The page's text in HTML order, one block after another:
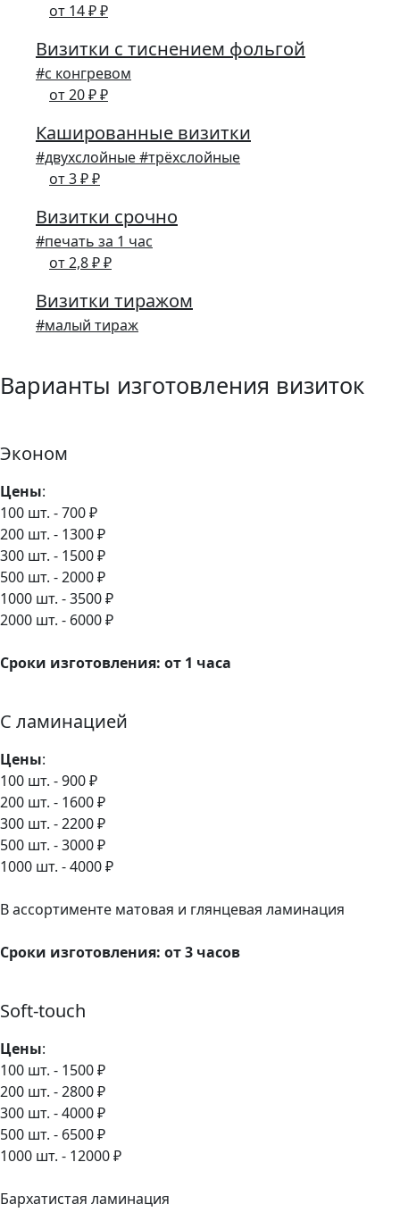
от 14 ₽ ₽
Визитки с тиснением фольгой
#с конгревом
от 20 ₽ ₽
Кашированные визитки
#двухслойные #трёхслойные
от 3 ₽ ₽
Визитки срочно
#печать за 1 час
от 2,8 ₽ ₽
Визитки тиражом
#малый тираж
Варианты изготовления визиток
Эконом
Цены:
100 шт. - 700 ₽
200 шт. - 1300 ₽
300 шт. - 1500 ₽
500 шт. - 2000 ₽
1000 шт. - 3500 ₽
2000 шт. - 6000 ₽
Сроки изготовления: от 1 часа
С ламинацией
Цены:
100 шт. - 900 ₽
200 шт. - 1600 ₽
300 шт. - 2200 ₽
500 шт. - 3000 ₽
1000 шт. - 4000 ₽
В ассортименте матовая и глянцевая ламинация
Сроки изготовления: от 3 часов
Soft-touch
Цены:
100 шт. - 1500 ₽
200 шт. - 2800 ₽
300 шт. - 4000 ₽
500 шт. - 6500 ₽
1000 шт. - 12000 ₽
Бархатистая ламинация